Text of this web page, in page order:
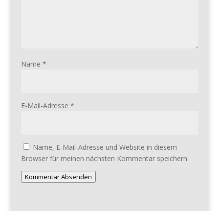
Name *
E-Mail-Adresse *
Name, E-Mail-Adresse und Website in diesem
Browser für meinen nächsten Kommentar speichern.
Kommentar Absenden